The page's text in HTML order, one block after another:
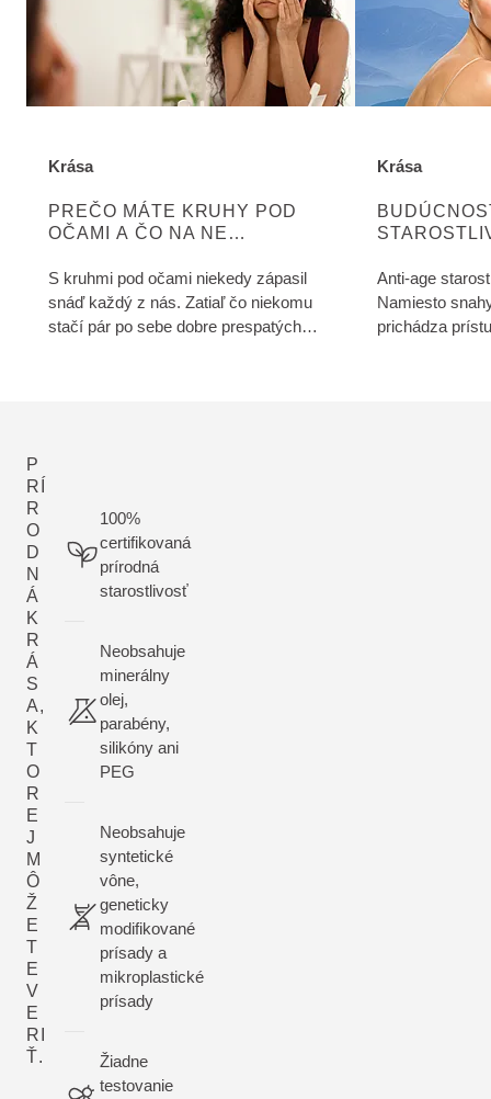
PREČO MÁTE KRUHY POD
OČAMI A ČO NA NE
ZISTITE VIAC O KATEGÓRII:
Krása
S kruhmi pod očami niekedy zápasil
snáď každý z nás. Zatiaľ čo niekomu
stačí pár po sebe dobre prespatých
ZISTITE VIAC
Krása
Anti-age
Namiesto
prichádza
P
RÍ
R
O
D
N
Á
K
R
Á
S
A,
K
T
O
R
E
J
M
Ô
Ž
E
T
E
V
E
RI
Ť.
100%
certifikovaná
prírodná
starostlivosť
Neobsahuje
minerálny
olej,
parabény,
silikóny ani
PEG
Neobsahuje
syntetické
vône,
geneticky
modifikované
prísady a
mikroplastické
prísady
Žiadne
testovanie